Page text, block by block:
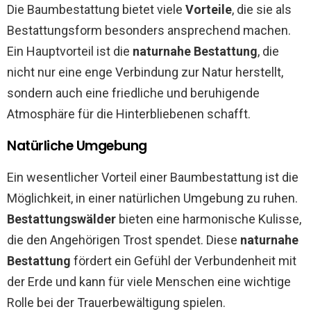
Die Baumbestattung bietet viele Vorteile, die sie als
Bestattungsform besonders ansprechend machen.
Ein Hauptvorteil ist die naturnahe Bestattung, die
nicht nur eine enge Verbindung zur Natur herstellt,
sondern auch eine friedliche und beruhigende
Atmosphäre für die Hinterbliebenen schafft.
Natürliche Umgebung
Ein wesentlicher Vorteil einer Baumbestattung ist die
Möglichkeit, in einer natürlichen Umgebung zu ruhen.
Bestattungswälder bieten eine harmonische Kulisse,
die den Angehörigen Trost spendet. Diese naturnahe
Bestattung fördert ein Gefühl der Verbundenheit mit
der Erde und kann für viele Menschen eine wichtige
Rolle bei der Trauerbewältigung spielen.